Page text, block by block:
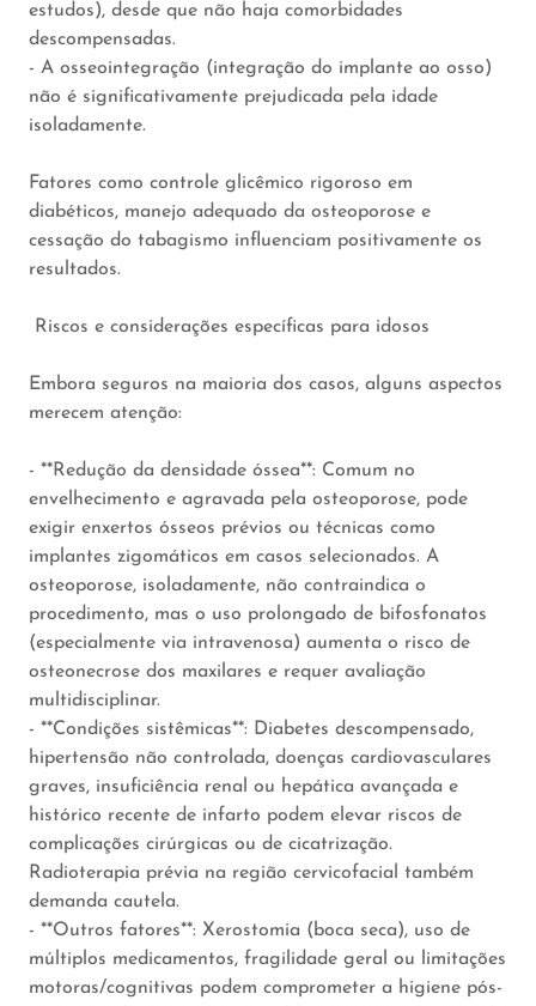
estudos), desde que não haja comorbidades
descompensadas.
- A osseointegração (integração do implante ao osso)
não é significativamente prejudicada pela idade
isoladamente.
Fatores como controle glicêmico rigoroso em
diabéticos, manejo adequado da osteoporose e
cessação do tabagismo influenciam positivamente os
resultados.
Riscos e considerações específicas para idosos
Embora seguros na maioria dos casos, alguns aspectos
merecem atenção:
- **Redução da densidade óssea**: Comum no
envelhecimento e agravada pela osteoporose, pode
exigir enxertos ósseos prévios ou técnicas como
implantes zigomáticos em casos selecionados. A
osteoporose, isoladamente, não contraindica o
procedimento, mas o uso prolongado de bifosfonatos
(especialmente via intravenosa) aumenta o risco de
osteonecrose dos maxilares e requer avaliação
multidisciplinar.
- **Condições sistêmicas**: Diabetes descompensado,
hipertensão não controlada, doenças cardiovasculares
graves, insuficiência renal ou hepática avançada e
histórico recente de infarto podem elevar riscos de
complicações cirúrgicas ou de cicatrização.
Radioterapia prévia na região cervicofacial também
demanda cautela.
- **Outros fatores**: Xerostomia (boca seca), uso de
múltiplos medicamentos, fragilidade geral ou limitações
motoras/cognitivas podem comprometer a higiene pós-